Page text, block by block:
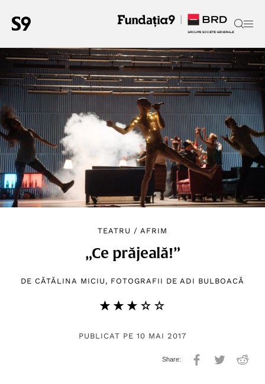
TEATRU /AFRIM
„Ce prăjeală!”
DE CĂTĂLINA MICIU , FOTOGRAFII DEADI BULBOACĂ
★★★★★
☆☆☆☆☆
PUBLICAT PE 10 MAI 2017